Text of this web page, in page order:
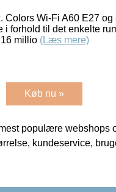
Colors Wi-Fi A60 E27
forhold til det enkelte
millio (Læs mere)
Køb nu »
populære webshops
kundeservice,